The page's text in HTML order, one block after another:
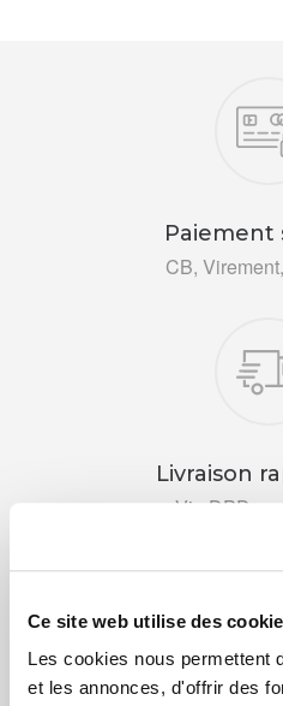
Ce site web utilise des
Les cookies nous permettent
et les annonces, d'offrir des
Paiement
CB,
Livraison
Via DPD ou